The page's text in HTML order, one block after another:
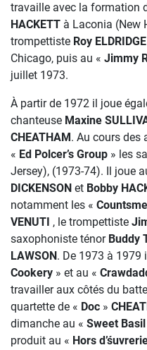
travaille avec la formation
HACKETT à Laconia (New
trompettiste Roy ELDRIDGE
Chicago, puis au « Jimmy
juillet 1973.
À partir de 1972 il joue
chanteuse Maxine
CHEATHAM. Au cours des
« Ed Polcer’s Group » les
Jersey), (1973-74). Il joue
DICKENSON et Bobby
notamment les «
VENUTI , le trompettiste
saxophoniste ténor Buddy
LAWSON. De 1973 à 1979
Cookery » et au «
travailler aux côtés du
quartette de « Doc »
dimanche au « Sweet Basil
produit au « Hors